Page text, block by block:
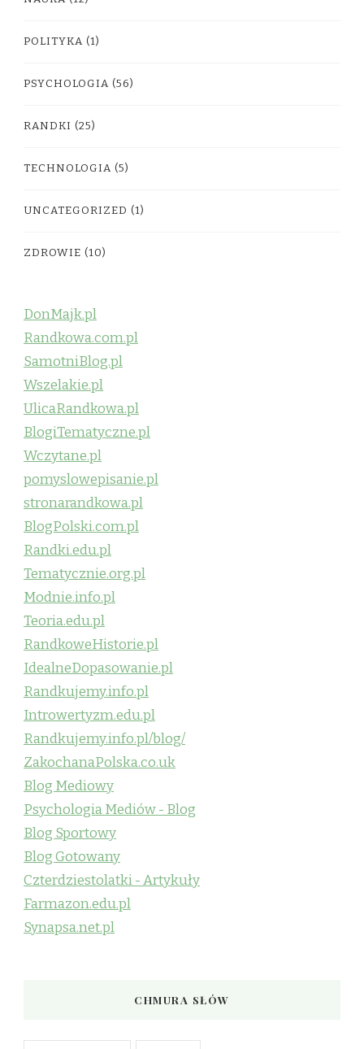
POLITYKA (1)
PSYCHOLOGIA (56)
RANDKI (25)
TECHNOLOGIA (5)
UNCATEGORIZED (1)
ZDROWIE (10)
DonMajk.pl
Randkowa.com.pl
SamotniBlog.pl
Wszelakie.pl
UlicaRandkowa.pl
BlogiTematyczne.pl
Wczytane.pl
pomyslowepisanie.pl
stronarandkowa.pl
BlogPolski.com.pl
Randki.edu.pl
Tematycznie.org.pl
Modnie.info.pl
Teoria.edu.pl
RandkoweHistorie.pl
IdealneDopasowanie.pl
Randkujemy.info.pl
Introwertyzm.edu.pl
Randkujemy.info.pl/blog/
ZakochanaPolska.co.uk
Blog Mediowy
Psychologia Mediów - Blog
Blog Sportowy
Blog Gotowany
Czterdziestolatki - Artykuły
Farmazon.edu.pl
Synapsa.net.pl
CHMURA SŁÓW